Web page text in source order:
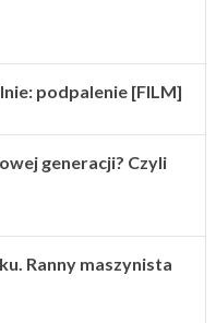
podpalenie [FILM]
generacji? Czyli
Ranny maszynista